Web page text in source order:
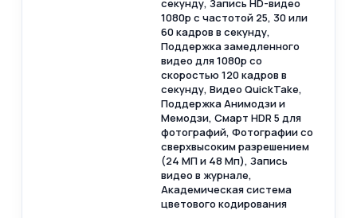
секунду, Запись HD-видео
1080p с частотой 25, 30 или
60 кадров в секунду,
Поддержка замедленного
видео для 1080p со
скоростью 120 кадров в
секунду, Видео QuickTake,
Поддержка Анимодзи и
Мемодзи, Смарт HDR 5 для
фотографий, Фотографии со
сверхвысоким разрешением
(24 МП и 48 Мп), Запись
видео в журнале,
Академическая система
цветового кодирования